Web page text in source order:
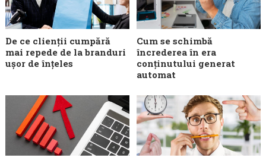
De ce clienții cumpără
mai repede de la branduri
ușor de înțeles
Cum se schimbă
încrederea în era
conținutului generat
automat